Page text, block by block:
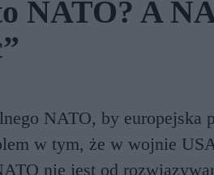
NATO? A
NATO, by europejska
w tym, że w wojnie
nie jest od